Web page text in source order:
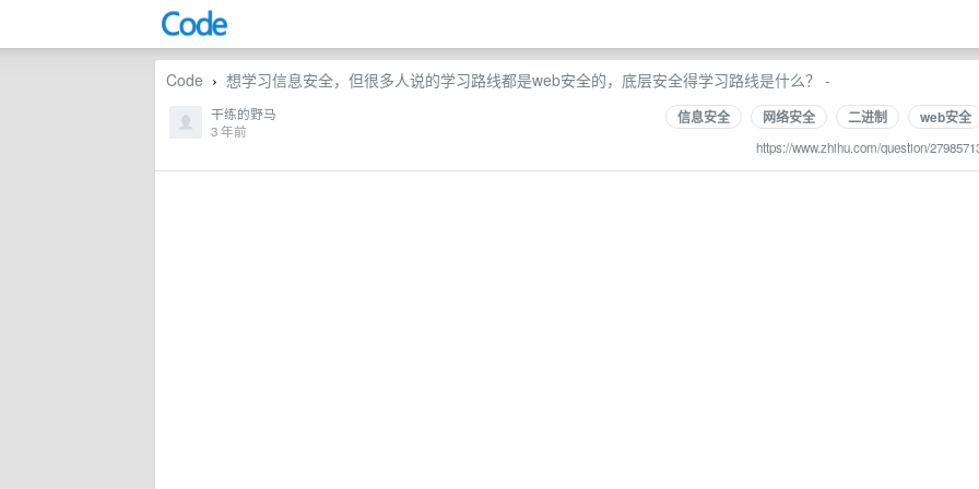
Code › 想学习信息安全，但很多人说的学习路线都是web安全的，底层安全得学习路线是什么？ -
信息安全 网络安全 二进制 web安全
https://www.zhihu.com/question/
干练的野马
3 年前